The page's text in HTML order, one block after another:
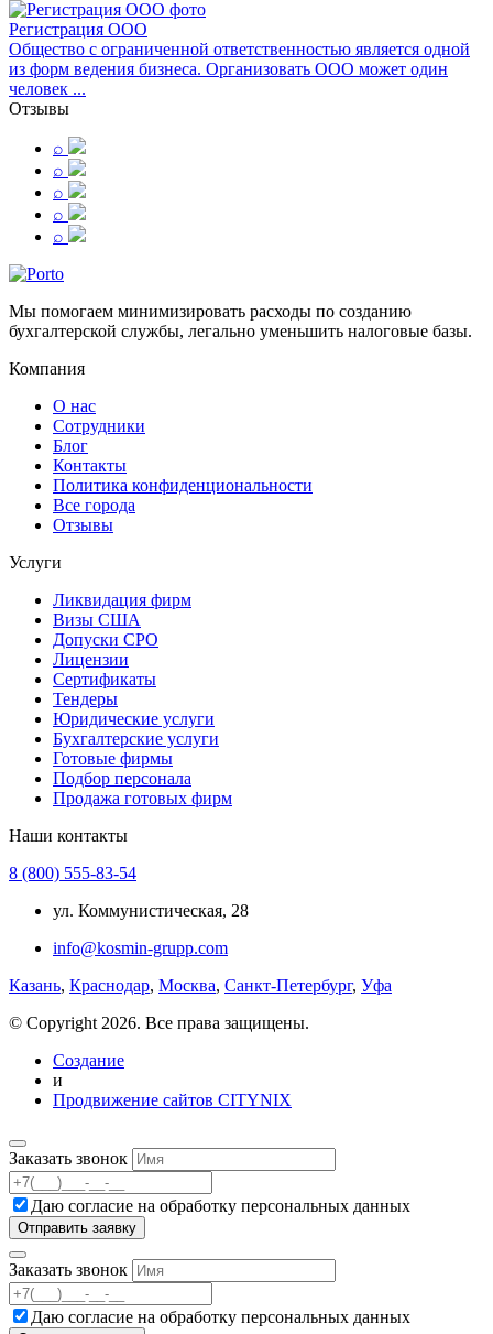
Регистрация ООО
Общество с ограниченной ответственностью является одной
из форм ведения бизнеса. Организовать ООО может один
человек ...
Отзывы
⌕
⌕
⌕
⌕
⌕
Мы помогаем минимизировать расходы по созданию
бухгалтерской службы, легально уменьшить налоговые базы.
Компания
О нас
Сотрудники
Блог
Контакты
Политика конфиденциональности
Все города
Отзывы
Услуги
Ликвидация фирм
Визы США
Допуски СРО
Лицензии
Сертификаты
Тендеры
Юридические услуги
Бухгалтерские услуги
Готовые фирмы
Подбор персонала
Продажа готовых фирм
Наши контакты
8 (800) 555-83-54
ул. Коммунистическая, 28
info@kosmin-grupp.com
Казань, Краснодар, Москва, Санкт-Петербург, Уфа
© Copyright 2026. Все права защищены.
Создание
и
Продвижение сайтов CITYNIX
Заказать звонок
Даю согласие на обработку персональных данных
Заказать звонок
Даю согласие на обработку персональных данных